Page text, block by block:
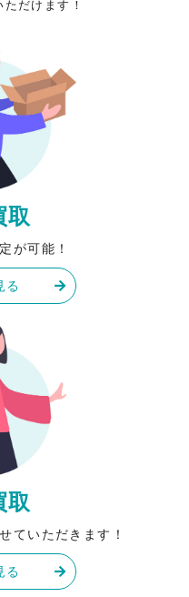
だけます！
取
が可能！
る
取
ていただきます！
る